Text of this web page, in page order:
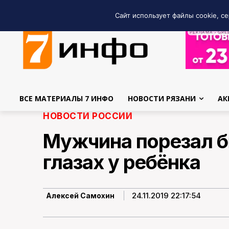
РЕКЛАМА •
ВСЕ МАТЕРИАЛЫ 7 ИНФО НОВОСТИ РЯЗАНИ
НОВОСТИ РОССИИ
Мужчина порезал
глазах у ребёнка
Алексей Самохин 24.11.2019 22:17:54
Сайт использует файлы cookie,